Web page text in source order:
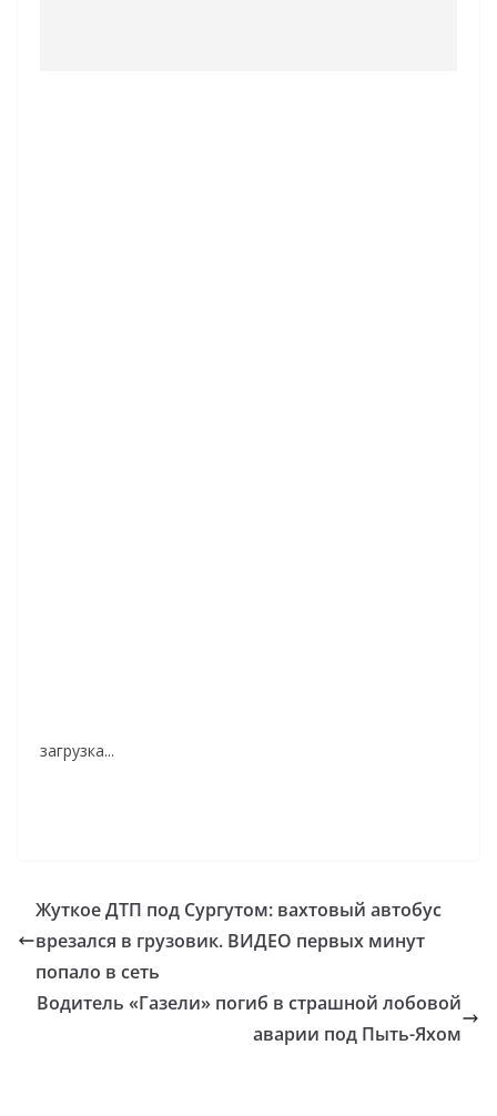
загрузка...
Жуткое ДТП под Сургутом: вахтовый автобус
врезался в грузовик. ВИДЕО первых минут
попало в сеть
Водитель «Газели» погиб в страшной лобовой
аварии под Пыть-Яхом